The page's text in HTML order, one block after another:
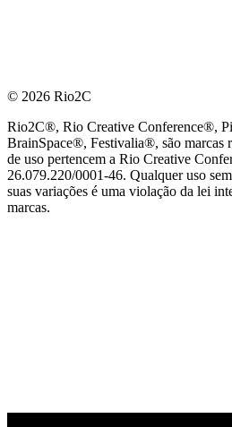
© 2026 Rio2C
Rio2C®, Rio Creative Conference®,
BrainSpace®, Festivalia®, são marcas
de uso pertencem a Rio Creative
26.079.220/0001-46. Qualquer uso
suas variações é uma violação da lei
marcas.